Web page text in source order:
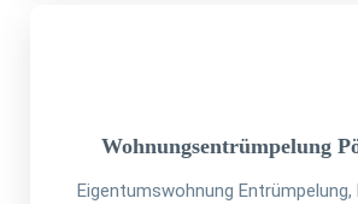
Wohnungsentrümpelung
Eigentumswohnung